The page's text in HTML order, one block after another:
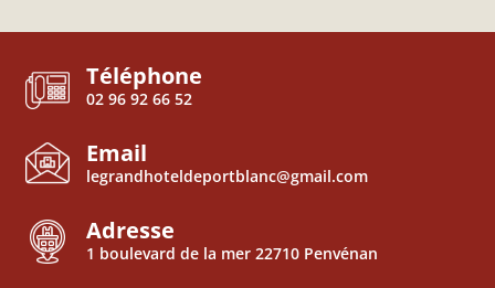
Téléphone
02 96 92 66 52
Email
legrandhoteldeportblanc@gmail.com
Adresse
1 boulevard de la mer 22710 Penvénan